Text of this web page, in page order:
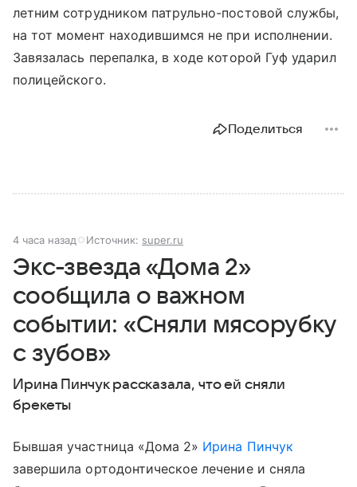
летним сотрудником патрульно-постовой службы,
на тот момент находившимся не при исполнении.
Завязалась перепалка, в ходе которой Гуф ударил
полицейского.
Поделиться
4 часа назад Источник: super.ru
Экс-звезда «Дома 2»
сообщила о важном
событии: «Сняли мясорубку
с зубов»
Ирина Пинчук рассказала, что ей сняли
брекеты
Бывшая участница «Дома 2» Ирина Пинчук
завершила ортодонтическое лечение и сняла